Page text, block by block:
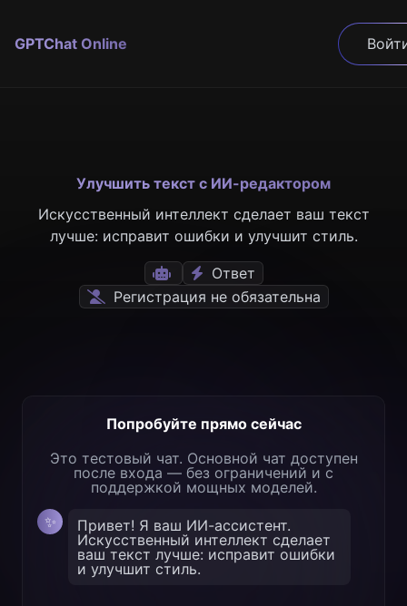
GPTChat Online
Улучшить текст с ИИ-редактором
Искусственный интеллект сделает ваш текст
лучше: исправит ошибки и улучшит стиль.
Ответ
Регистрация не обязательна
Попробуйте прямо сейчас
Это тестовый чат. Основной чат доступен
после входа — без ограничений и с
поддержкой мощных моделей.
✨
Привет! Я ваш ИИ-ассистент.
Искусственный интеллект сделает
ваш текст лучше: исправит ошибки
и улучшит стиль.